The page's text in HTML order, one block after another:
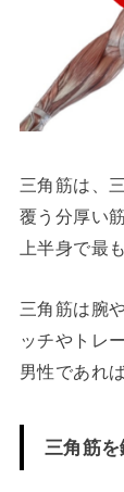
三角筋は、
覆う分厚い
上半身で最
三角筋は腕
ッチやトレ
男性であれ
三角筋